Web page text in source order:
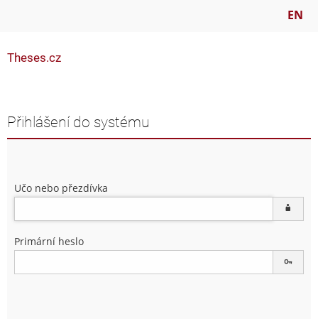
EN
Theses.cz
Přihlášení do systému
Učo nebo přezdívka
Primární heslo